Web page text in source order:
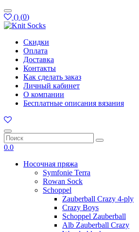
() (0)
Скидки
Оплата
Доставка
Контакты
Как сделать заказ
Личный кабинет
О компании
Бесплатные описания вязания
0.0
Носочная пряжа
Symfonie Terra
Rowan Sock
Schoppel
Zauberball Crazy 4-ply
Crazy Boys
Schoppel Zauberball
Alb Zauberball Crazy